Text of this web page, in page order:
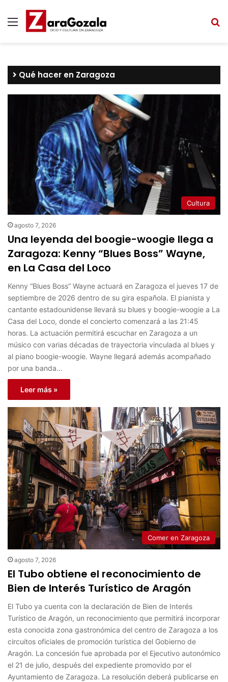
Menú
Qué hacer en Zaragoza
Cultura
agosto 7, 2026
Una leyenda del boogie-woogie llega a
Zaragoza: Kenny “Blues Boss” Wayne,
en La Casa del Loco
Kenny “Blues Boss” Wayne actuará en Zaragoza el jueves 17 de
septiembre de 2026 dentro de su gira española. El pianista y
cantante estadounidense llevará su blues y boogie-woogie a La
Casa del Loco, donde el concierto comenzará a las 21:45
horas. La actuación permitirá escuchar en Zaragoza a un
músico con varias décadas de trayectoria vinculada al blues y
al piano boogie-woogie. Wayne llegará además acompañado
por una banda…
Leer más »
Comer en Zaragoza
agosto 7, 2026
El Tubo obtiene el reconocimiento de
Bien de Interés Turístico de Aragón
El Tubo ya cuenta con la declaración de Bien de Interés
Turístico de Aragón, un reconocimiento que permitirá incorporar
esta conocida zona gastronómica del centro de Zaragoza a los
circuitos oficiales de promoción turística del Gobierno de
Aragón. La concesión fue aprobada por el Ejecutivo autonómico
el 21 de julio, después del expediente promovido por el
Ayuntamiento de Zaragoza. La resolución deberá publicarse en